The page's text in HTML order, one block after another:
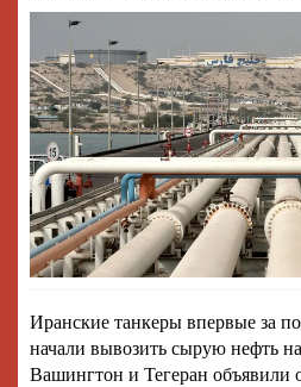
Иранские танкеры впервые за
начали вывозить сырую нефть
Вашингтон и Тегеран объявили